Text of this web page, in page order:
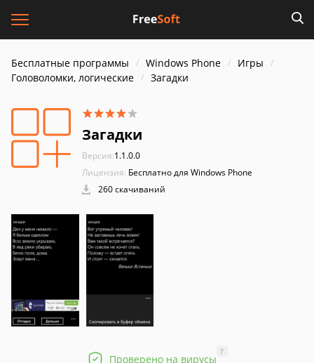
Бесплатные программы Windows Phone
Игры
Головоломки, логические
Загадки
Загадки
Версия:1.1.0.0
Лицензия: Бесплатно для Windows Phone
260 скачиваний
Проверено на вирусы
?